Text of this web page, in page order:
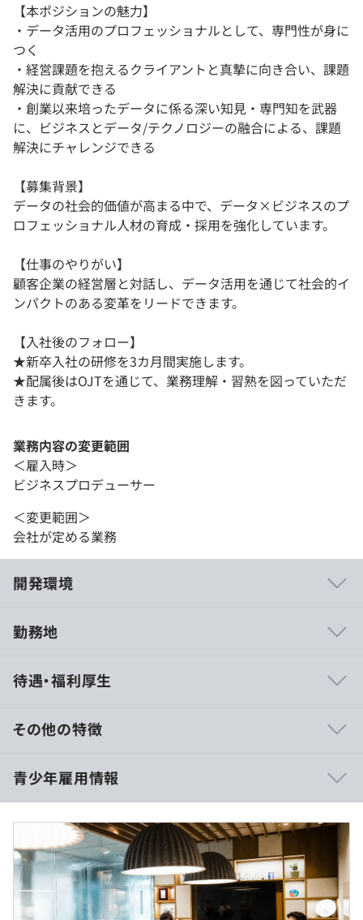
【本ポジションの魅力】
・データ活用のプロフェッショナルとして、専門性が身に
つく
・経営課題を抱えるクライアントと真摯に向き合い、課題
解決に貢献できる
・創業以来培ったデータに係る深い知見・専門知を武器
に、ビジネスとデータ/テクノロジーの融合による、課題
解決にチャレンジできる
【募集背景】
データの社会的価値が高まる中で、データ×ビジネスのプ
ロフェッショナル人材の育成・採用を強化しています。
【仕事のやりがい】
顧客企業の経営層と対話し、データ活用を通じて社会的イ
ンパクトのある変革をリードできます。
【入社後のフォロー】
★新卒入社の研修を3カ月間実施します。
★配属後はOJTを通じて、業務理解・習熟を図っていただ
きます。
業務内容の変更範囲
＜雇入時＞
ビジネスプロデューサー
＜変更範囲＞
会社が定める業務
開発環境
土です。
職種を超えてフラットに意見を交わしています。
【開発実績】
〜当社がデータ活用を支援したクライアントは、業界を問
わず1,400社を超えます。その一例をご紹介します〜
▪️アサヒグループジャパン株式会社
データ活用人材の育成プログラムを提供。ビジネスとデー
勤務地
待遇・福利厚生
月給：316,667円（30時間分の固定残業代60,150円含む）
初年度固定賞与：20万円
モデル年収：400万円
■大学院修了
月給：355,000円（30時間分の固定残業代67,425円含む）
初年度固定賞与：24万円
その他の特徴
青少年雇用情報
過去３年間の新卒採用者数・離職者数
前年度 採用者数42人 離職者数0人
2年度前 採用者数51人 離職者数0人